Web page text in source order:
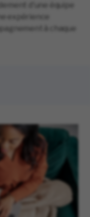
d'une équipe
expérience
à chaque